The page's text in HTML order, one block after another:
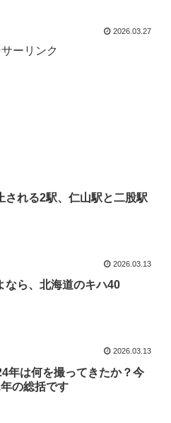
2026.03.27
ーリンク
される2駅、仁山駅と二股駅
2026.03.13
なら、北海道のキハ40
2026.03.13
年は何を撮ってきたか？今
の総括です